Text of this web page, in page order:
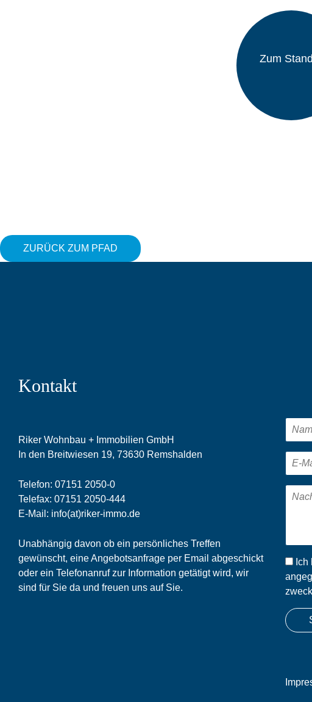
Zum
ZURÜCK ZUM PFAD
Kontakt
Riker Wohnbau + Immobilien GmbH
In den Breitwiesen 19, 73630 Remshalden
Telefon: 07151 2050-0
Telefax: 07151 2050-444
E-Mail: info(at)riker-immo.de
Unabhängig davon ob ein persönliches Treffen
gewünscht, eine Angebotsanfrage per Email abgeschickt
oder ein Telefonanruf zur Information getätigt wird, wir
sind für Sie da und freuen uns auf Sie.
Ich